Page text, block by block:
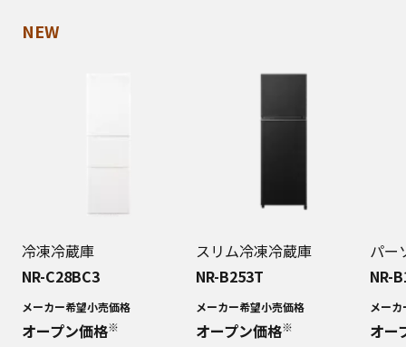
NEW
冷凍冷蔵庫
NR-C28BC3
メーカー希望小売価格
オープン価格※
スリム冷凍冷蔵庫
NR-B253T
メーカー希望小売価格
オープン価格※
パー
NR-
メー
オー